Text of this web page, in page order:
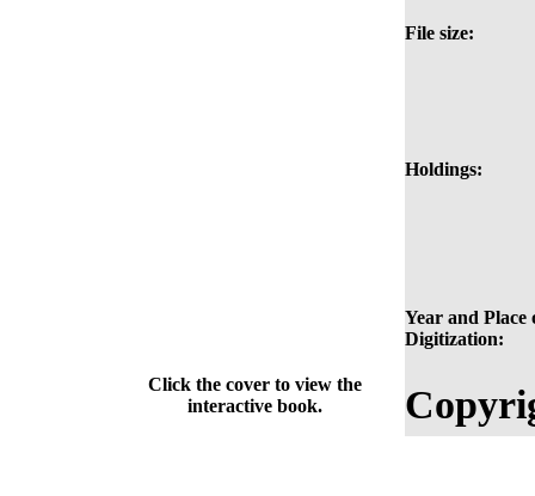
File size:
Holdings:
Year and Place
Digitization:
Click the cover to view the
interactive book.